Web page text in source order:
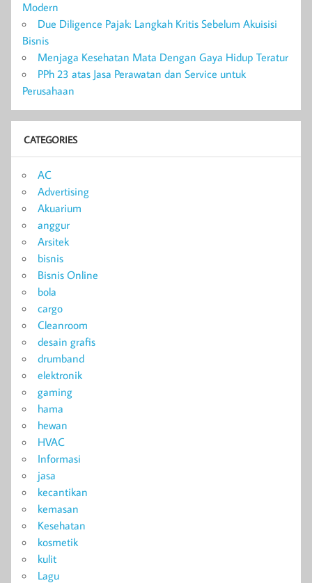
Modern
Due Diligence Pajak: Langkah Kritis Sebelum Akuisisi
Bisnis
Menjaga Kesehatan Mata Dengan Gaya Hidup Teratur
PPh 23 atas Jasa Perawatan dan Service untuk
Perusahaan
CATEGORIES
AC
Advertising
Akuarium
anggur
Arsitek
bisnis
Bisnis Online
bola
cargo
Cleanroom
desain grafis
drumband
elektronik
gaming
hama
hewan
HVAC
Informasi
jasa
kecantikan
kemasan
Kesehatan
kosmetik
kulit
Lagu